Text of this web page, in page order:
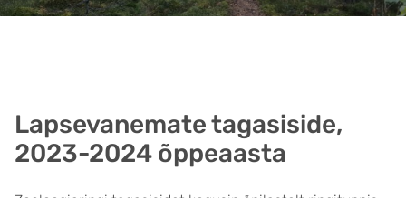
Lapsevanemate tagasiside,
2023-2024 õppeaasta